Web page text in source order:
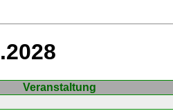
Veranstaltung